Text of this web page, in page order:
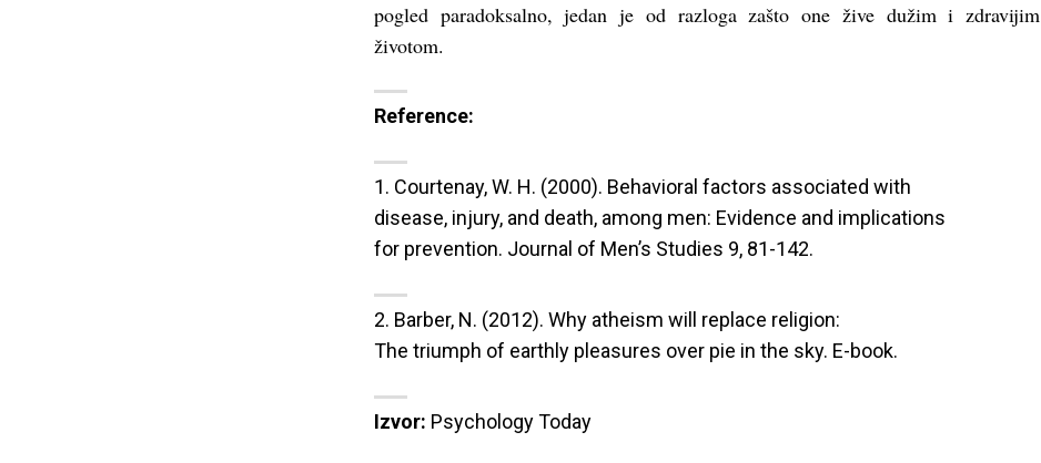
pogled paradoksalno, jedan je od razloga zašto one žive dužim i zdravijim
životom.
Reference:
1. Courtenay, W. H. (2000). Behavioral factors associated with
disease, injury, and death, among men: Evidence and implications
for prevention. Journal of Men’s Studies 9, 81-142.
2. Barber, N. (2012). Why atheism will replace religion:
The triumph of earthly pleasures over pie in the sky. E-book.
Izvor: Psychology Today